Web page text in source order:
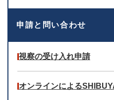
申請と問い合わせ
視察の受け入れ申請
オンラインによる